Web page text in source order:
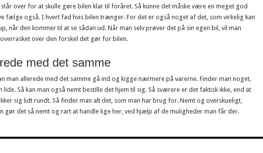
står over for at skulle gøre bilen klar til foråret. Så kunne det måske være en meget god
fælge også. I hvert fad hvis bilen trænger. For det er også noget af det, som virkelig kan
når den kommer til at se sådan ud. Når man selv prøver det på sin egen bil, vil man
over den forskel det gør for bilen.
med det samme
man allerede med det samme gå ind og kigge nærmere på varerne. Finder man noget,
lide. Så kan man også nemt bestille det hjem til sig. Så sværere er det faktisk ikke, end at
sig lidt rundt. Så finder man alt det, som man har brug for. Nemt og overskueligt,
gør det så nemt og rart at handle lige her, ved hjælp af de muligheder man får der.